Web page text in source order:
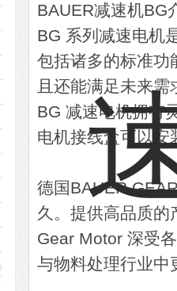
BAUER减速机BG
BG 系列减速电机
包括诸多的标准功
且还能满足未来
BG 减速电机拥有
电机接线盒可以安
德国BAUER
久。提供高品质
Gear Motor 深受
与物料处理行业中